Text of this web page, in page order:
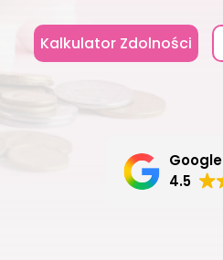
Kalkulator Zdolności
4.5